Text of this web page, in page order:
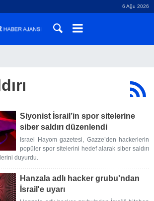
6 Ağu 2026
Siyonist İsrail’in spor sitelerine
siber saldırı düzenlendi
Israel Hayom gazetesi, Gazze’den hackerlerin
popüler spor sitelerini hedef alarak siber saldırı
duyurdu.
Hanzala adlı hacker grubu'ndan
İsrail'e uyarı